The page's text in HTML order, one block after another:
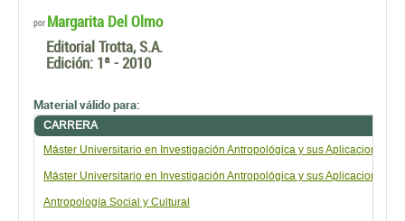
por Margarita Del Olmo
Editorial Trotta, S.A.
Edición: 1ª - 2010
Material válido para:
CARRERA
Máster Universitario en Investigación Antropológica y sus Aplicaciones
Máster Universitario en Investigación Antropológica y sus Aplicaciones
Antropología Social y Cultural